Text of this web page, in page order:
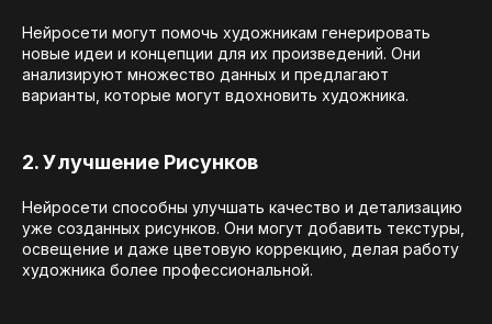
Нейросети могут помочь художникам генерировать
новые идеи и концепции для их произведений. Они
анализируют множество данных и предлагают
варианты, которые могут вдохновить художника.
2. Улучшение Рисунков
Нейросети способны улучшать качество и детализацию
уже созданных рисунков. Они могут добавить текстуры,
освещение и даже цветовую коррекцию, делая работу
художника более профессиональной.